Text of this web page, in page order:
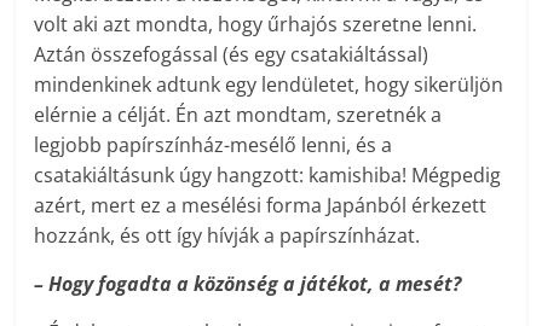
volt aki azt mondta, hogy űrhajós szeretne lenni.
Aztán összefogással (és egy csatakiáltással)
mindenkinek adtunk egy lendületet, hogy sikerüljön
elérnie a célját. Én azt mondtam, szeretnék a
legjobb papírszínház-mesélő lenni, és a
csatakiáltásunk úgy hangzott: kamishiba! Mégpedig
azért, mert ez a mesélési forma Japánból érkezett
hozzánk, és ott így hívják a papírszínházat.
– Hogy fogadta a közönség a játékot, a mesét?